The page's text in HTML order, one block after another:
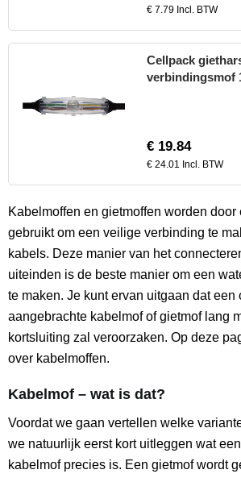
€ 7.79 Incl. BTW
Cellpack
verbindingsmof
€ 19.84
€ 24.01 Incl. BTW
Kabelmoffen en gietmoffen worden door
gebruikt om een veilige verbinding te
kabels. Deze manier van het
uiteinden is de beste manier om een
te maken. Je kunt ervan uitgaan dat
aangebrachte kabelmof of gietmof lang
kortsluiting zal veroorzaken. Op deze
over kabelmoffen.
Kabelmof – wat is dat?
Voordat we gaan vertellen welke
we natuurlijk eerst kort uitleggen wat
kabelmof precies is. Een gietmof wordt